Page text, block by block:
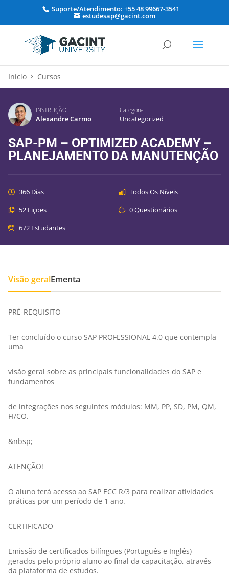
Suporte/Atendimento: +55 48 99667-3541
estudesap@gacint.com
Início Cursos
INSTRUÇÃO
Alexandre Carmo
Categoria
Uncategorized
SAP-PM – OPTIMIZED ACADEMY –
PLANEJAMENTO DA MANUTENÇÃO
366 Dias
Todos Os Níveis
52 Liçoes
0 Questionários
672 Estudantes
Visão geralEmenta
PRÉ-REQUISITO
Ter concluído o curso SAP PROFESSIONAL 4.0 que contempla
uma
visão geral sobre as principais funcionalidades do SAP e
fundamentos
de integrações nos seguintes módulos: MM, PP, SD, PM, QM,
FI/CO.
&nbsp;
ATENÇÃO!
O aluno terá acesso ao SAP ECC R/3 para realizar atividades
práticas por um período de 1 ano.
CERTIFICADO
Emissão de certificados bilíngues (Português e Inglês)
gerados pelo próprio aluno ao final da capacitação, através
da plataforma de estudos.